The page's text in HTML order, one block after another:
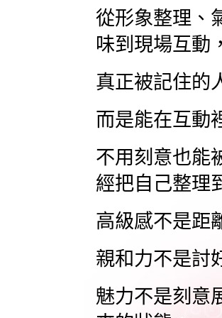
從形象整理、
味到現場互動
真正被記住的
而是能在互動
不用刻意也能
經把自己整理
高級感不是距
親和力不是討
魅力不是刻意